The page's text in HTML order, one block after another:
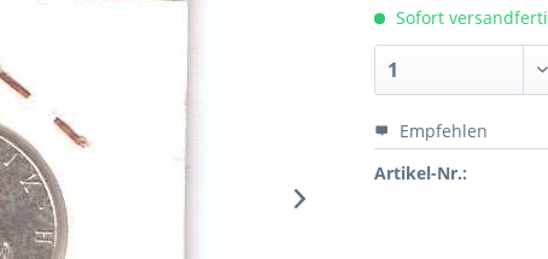
Sofort
Empfehlen
Artikel-Nr.: